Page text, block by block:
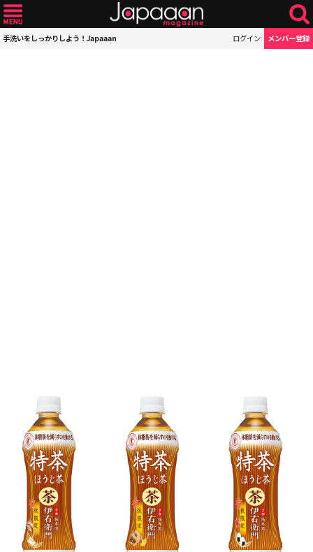
手洗いをしっかりしよう！Japaaan ログイン メンバー登録